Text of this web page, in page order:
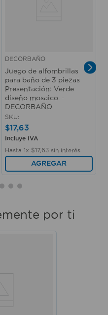
DECORBAÑO
Juego de alfombrillas
para baño de 3 piezas
Presentación: Verde
diseño mosaico. -
DECORBAÑO
SKU:
$17,63
Incluye IVA
Hasta 1x $17, 63 sin interés
AGREGAR
por ti